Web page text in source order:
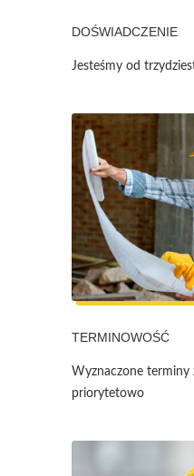
DOŚWIADCZENIE
Jesteśmy od
TERMINOWOŚĆ
Wyznaczone terminy
priorytetowo